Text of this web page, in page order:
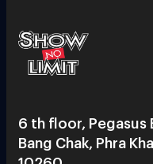
6 th floor, Pegasus
Bang Chak, Phra